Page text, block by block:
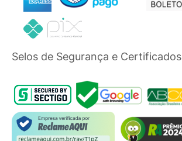
Selos de Segurança e Certificados